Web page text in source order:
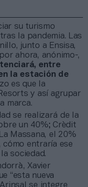
su turismo
la pandemia. Las
junto a Ensisa,
ahora, anónimo-,
entre
la estación de
es que la
y así agrupar
marca.
se realizará de la
un 40%; Crèdit
Massana, el 20%
cómo entraría ese
sociedad.
Xavier
“esta nueva
se integre